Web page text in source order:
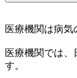
医療機関は病
医療機関では
す。